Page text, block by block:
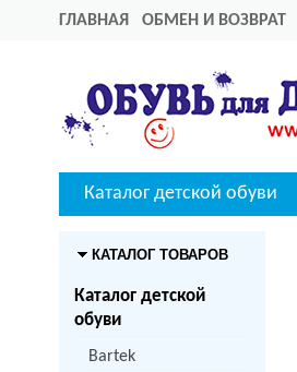
ГЛАВНАЯ ОБМЕН И ВОЗВРАТ
Каталог детской обуви
КАТАЛОГ ТОВАРОВ
Каталог детской
обуви
Bartek